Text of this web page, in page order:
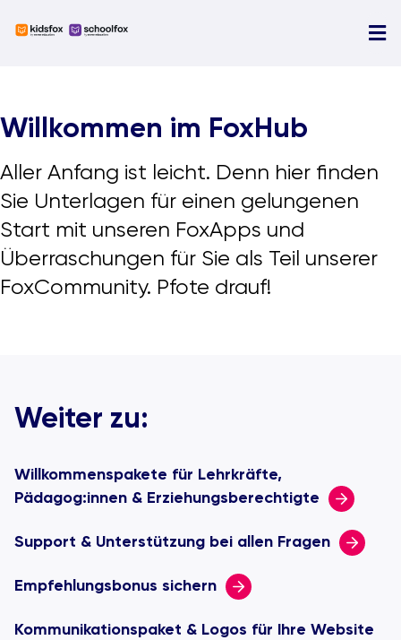
Willkommen im FoxHub
Aller Anfang ist leicht. Denn hier finden
Sie Unterlagen für einen gelungenen
Start mit unseren FoxApps und
Überraschungen für Sie als Teil unserer
FoxCommunity. Pfote drauf!
Weiter zu:
Willkommenspakete für Lehrkräfte,
Pädagog:innen & Erziehungsberechtigte
Support & Unterstützung bei allen Fragen
Empfehlungsbonus sichern
Kommunikationspaket & Logos für Ihre Website